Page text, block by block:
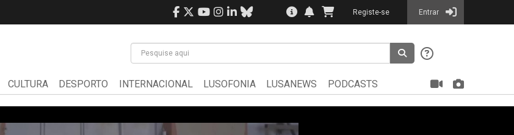
Registe-se Entrar
CULTURA DESPORTO INTERNACIONAL LUSOFONIA LUSANEWS PODCASTS